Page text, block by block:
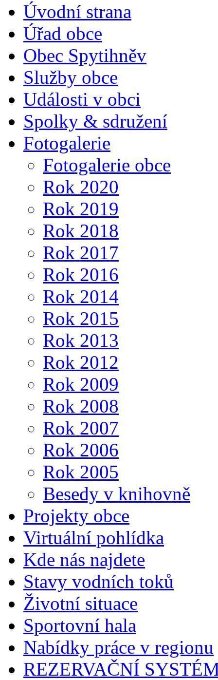
Úvodní strana
Úřad obce
Obec Spytihněv
Služby obce
Události v obci
Spolky & sdružení
Fotogalerie
Fotogalerie obce
Rok 2020
Rok 2019
Rok 2018
Rok 2017
Rok 2016
Rok 2014
Rok 2015
Rok 2013
Rok 2012
Rok 2009
Rok 2008
Rok 2007
Rok 2006
Rok 2005
Besedy v knihovně
Projekty obce
Virtuální pohlídka
Kde nás najdete
Stavy vodních toků
Životní situace
Sportovní hala
Nabídky práce v regionu
REZERVAČNÍ